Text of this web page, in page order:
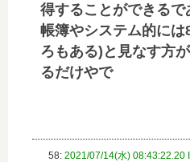
得することができるで
帳簿やシステム的には
ろもある)と見なす方
るだけやで
58: 2021/07/14(水) 08:43:22.20